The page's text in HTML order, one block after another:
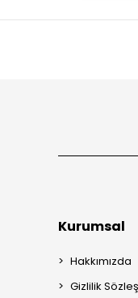
Kurumsal
Hakkımızda
Gizlilik